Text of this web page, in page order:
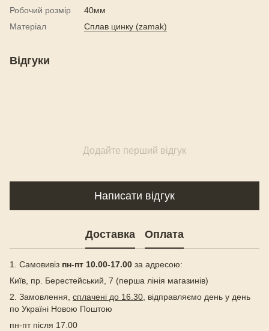
Робочий розмір
40мм
Матеріал
Сплав цинку (zamak)
Відгуки
Додайте перший відгук
Написати відгук
Доставка Оплата
1. Самовивіз пн-пт 10.00-17.00 за адресою:
Київ, пр. Берестейський, 7 (перша лінія магазинів)
2. Замовлення, сплачені до 16.30, відправляємо день у день
по Україні Новою Поштою
пн-пт після 17.00